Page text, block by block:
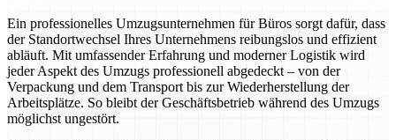
Ein professionelles Umzugsunternehmen für Büros sorgt dafür, dass
der Standortwechsel Ihres Unternehmens reibungslos und effizient
abläuft. Mit umfassender Erfahrung und moderner Logistik wird
jeder Aspekt des Umzugs professionell abgedeckt – von der
Verpackung und dem Transport bis zur Wiederherstellung der
Arbeitsplätze. So bleibt der Geschäftsbetrieb während des Umzugs
möglichst ungestört.